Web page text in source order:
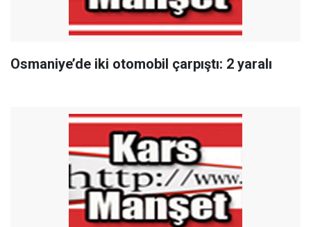
Osmaniye’de iki otomobil çarpıştı: 2 yaralı